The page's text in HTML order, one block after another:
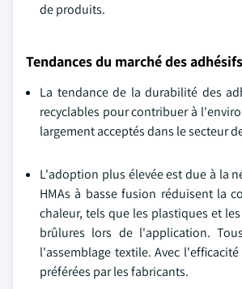
de produits.
Tendances du marché des
La tendance de la durabilité des
recyclables pour contribuer à
largement acceptés dans le secteur
L'adoption plus élevée est due à la
HMAs à basse fusion réduisent la
chaleur, tels que les plastiques et
brûlures lors de l'application.
l'assemblage textile. Avec
préférées par les fabricants.